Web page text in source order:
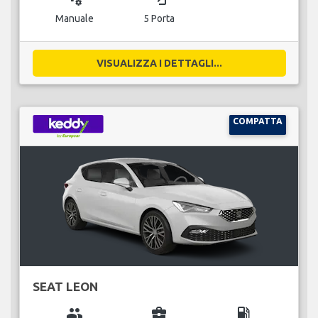
Manuale 5 Porta
VISUALIZZA I DETTAGLI...
COMPATTA
SEAT LEON
group business_center local_gas_station